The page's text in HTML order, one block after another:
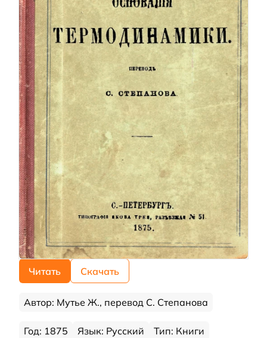
Читать Скачать
Автор: Мутье Ж., перевод С. Степанова
Год: 1875 Язык: Русский Тип: Книги